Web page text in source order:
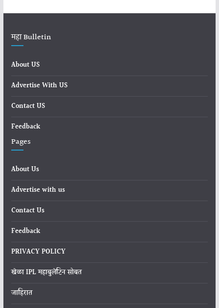
महा Bulletin
About US
Advertise With US
Contact US
Feedback
Pages
About Us
Advertise with us
Contact Us
Feedback
PRIVACY POLICY
खेळा IPL महाबुलेटिन सोबत
जाहिरात